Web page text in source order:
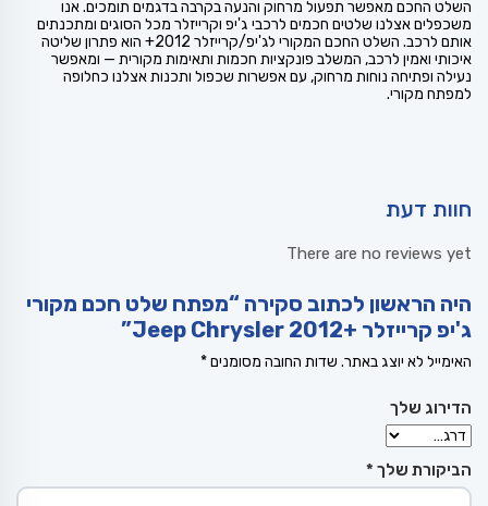
השלט החכם מאפשר תפעול מרחוק והנעה בקרבה בדגמים תומכים. אנו
משכפלים אצלנו שלטים חכמים לרכבי ג'יפ וקרייזלר מכל הסוגים ומתכנתים
אותם לרכב. השלט החכם המקורי לג'יפ/קרייזלר 2012+ הוא פתרון שליטה
איכותי ואמין לרכב, המשלב פונקציות חכמות ותאימות מקורית — ומאפשר
נעילה ופתיחה נוחות מרחוק, עם אפשרות שכפול ותכנות אצלנו כחלופה
למפתח מקורי.
חוות דעת
There are no reviews yet
היה הראשון לכתוב סקירה “מפתח שלט חכם מקורי
ג'יפ קרייזלר +Jeep Chrysler 2012”
האימייל לא יוצג באתר. שדות החובה מסומנים*
הדירוג שלך
הביקורת שלך *